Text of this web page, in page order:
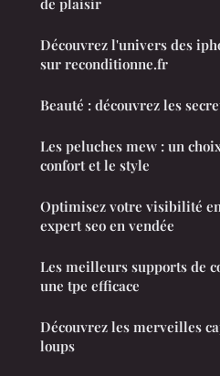
Découvrez l'univers des
sur reconditionne.fr
Beauté : découvrez les
Les peluches mew : un
confort et le style
Optimisez votre visibilité
expert seo en vendée
Les meilleurs supports de
une tpe efficace
Découvrez les merveilles
loups